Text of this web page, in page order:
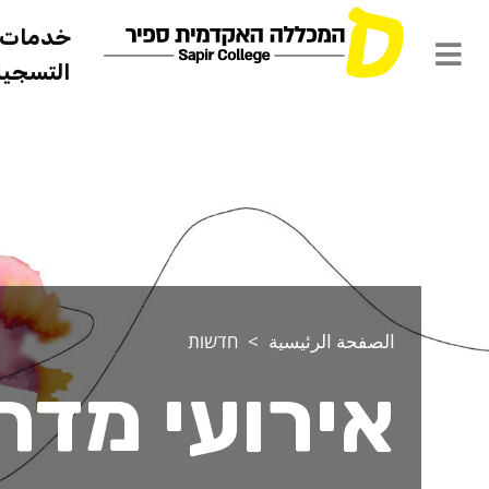
خدمات
الصفحة الرئيسية חדשות
אירועי